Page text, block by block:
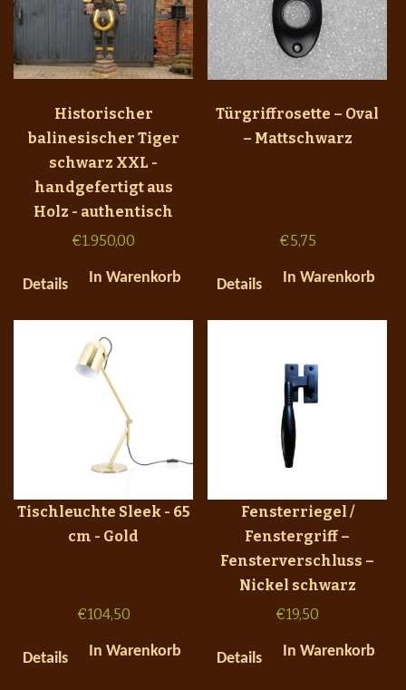
Historischer
balinesischer Tiger
schwarz XXL -
handgefertigt aus
Holz - authentisch
€1.950,00
Details In Warenkorb
Türgriffrosette – Oval
– Mattschwarz
€5,75
Details In Warenkorb
Tischleuchte Sleek - 65
cm - Gold
€104,50
Details In Warenkorb
Fensterriegel /
Fenstergriff –
Fensterverschluss –
Nickel schwarz
€19,50
Details In Warenkorb